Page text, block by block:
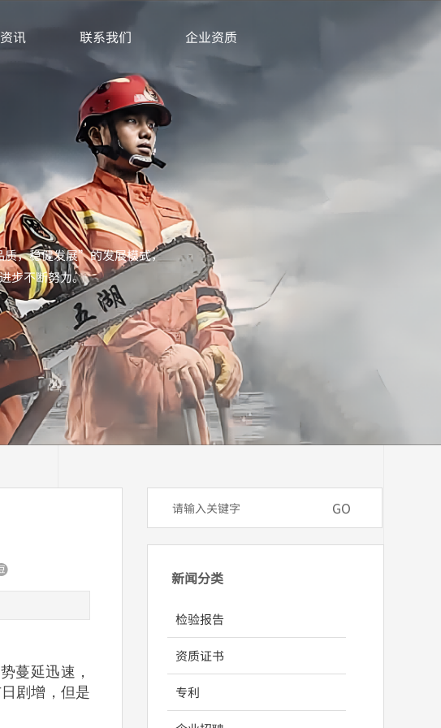
讯 联系我们 企业资质
质，稳健发展”的发展模式，
步不断努力。
蔓延迅速，
剧增，但是
GO
检验报告
资质证书
专利
​新闻分类